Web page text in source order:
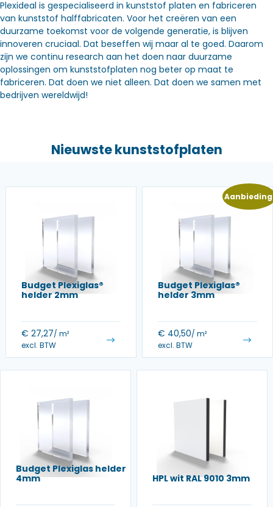
Plexideal is gespecialiseerd in kunststof platen en fabriceren
van kunststof halffabricaten. Voor het creëren van een
duurzame toekomst voor de volgende generatie, is blijven
innoveren cruciaal. Dat beseffen wij maar al te goed. Daarom
zijn we continu research aan het doen naar duurzame
oplossingen om kunststofplaten nog beter op maat te
fabriceren. Dat doen we niet alleen. Dat doen we samen met
bedrijven wereldwijd!
Nieuwste kunststofplaten
Budget Plexiglas®
helder 2mm
€ 27,27/ m²
excl. BTW
Budget Plexiglas®
helder 3mm
€ 40,50/ m²
excl. BTW
Budget Plexiglas helder
4mm
HPL wit RAL 9010 3mm